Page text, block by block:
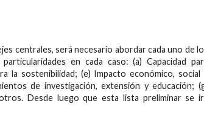
centrales, será necesario abordar cada uno de
en cada caso: (a) Capacidad
la sostenibilidad; (e) Impacto económico, social
de investigación, extensión y educación;
Desde luego que esta lista preliminar se